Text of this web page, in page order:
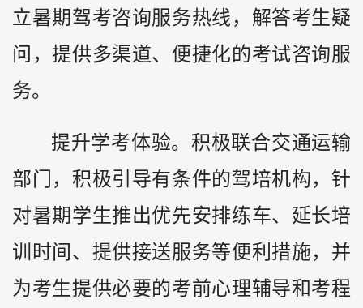
立暑期驾考咨询服务热线，解答考生疑
问，提供多渠道、便捷化的考试咨询服
务。
提升学考体验。积极联合交通运输
部门，积极引导有条件的驾培机构，针
对暑期学生推出优先安排练车、延长培
训时间、提供接送服务等便利措施，并
为考生提供必要的考前心理辅导和考程